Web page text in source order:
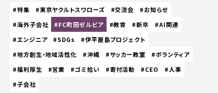
#特集 #東京ヤクルトスワローズ #交流会
#お知らせ
#海外子会社
#FC町田ゼルビア #教育 #新卒
#AI関連
#エンジニア
#SDGs
#伊平屋島プロジェクト
#地方創生・地域活性化
#沖縄 #サッカー教室
#ボランティア
#福利厚生
#営業 #ゴミ拾い #寄付活動 #CEO
#人事
#子会社